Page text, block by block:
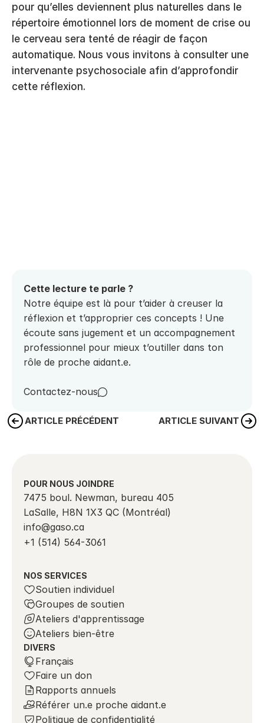
pour qu’elles deviennent plus naturelles dans le
répertoire émotionnel lors de moment de crise ou
le cerveau sera tenté de réagir de façon
automatique. Nous vous invitons à consulter une
intervenante psychosociale afin d’approfondir
cette réflexion.
Cette lecture te parle ?
Notre équipe est là pour t’aider à creuser la
réflexion et t’approprier ces concepts ! Une
écoute sans jugement et un accompagnement
professionnel pour mieux t’outiller dans ton
rôle de proche aidant.e.
Contactez-nous
ARTICLE PRÉCÉDENT ARTICLE SUIVANT
POUR NOUS JOINDRE
7475 boul. Newman, bureau 405
LaSalle, H8N 1X3 QC (Montréal)
info@gaso.ca
+1 (514) 564-3061
NOS SERVICES
Soutien individuel
Groupes de soutien
Ateliers d'apprentissage
Ateliers bien-être
DIVERS
Select Language
Français
Faire un don
Rapports annuels
Référer un.e proche aidant.e
Politique de confidentialité